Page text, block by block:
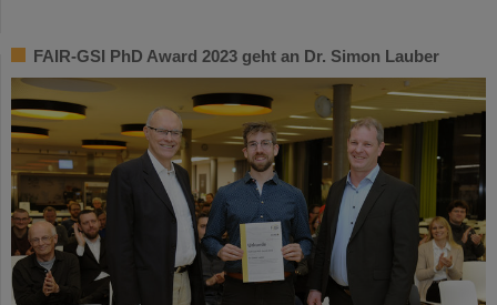
FAIR-GSI PhD Award 2023 geht an Dr. Simon Lauber